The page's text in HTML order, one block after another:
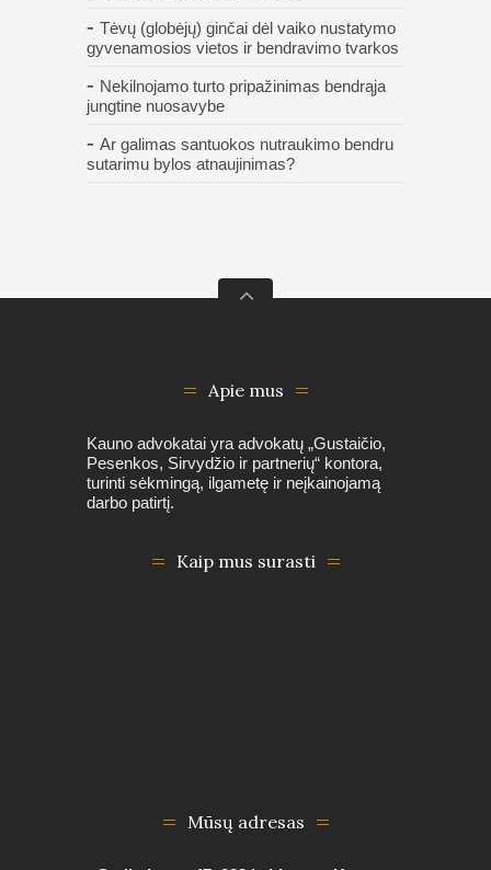
Tėvų (globėjų) ginčai dėl vaiko nustatymo
gyvenamosios vietos ir bendravimo tvarkos
Nekilnojamo turto pripažinimas bendrąja
jungtine nuosavybe
Ar galimas santuokos nutraukimo bendru
sutarimu bylos atnaujinimas?
Apie mus
Kauno advokatai yra advokatų „Gustaičio,
Pesenkos, Sirvydžio ir partnerių“ kontora,
turinti sėkmingą, ilgametę ir neįkainojamą
darbo patirtį.
Kaip mus surasti
Mūsų adresas